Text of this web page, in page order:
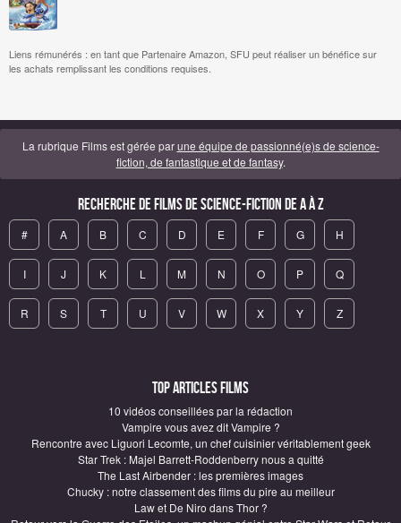
Liens rémunérés : en tant que Partenaire Amazon, SFU peut réaliser un bénéfice sur
les achats remplissant les conditions requises.
La rubrique Films est gérée parune équipe de passionné(e)s de science-
fiction, de fantastique et de fantasy.
Recherche de Films de science-fiction de A à Z
# A B C D E F G H
I J K L M N O P Q
R S T U V W X Y Z
Top articles Films
10 vidéos conseillées par la rédaction
Vampire vous avez dit Vampire ?
Rencontre avec Liguori Lecomte, un chef cuisinier véritablement geek
Star Trek : Majel Barrett-Roddenberry nous a quitté
The Last Airbender : les premières images
Chucky : notre classement des films du pire au meilleur
Law et De Niro dans Thor ?